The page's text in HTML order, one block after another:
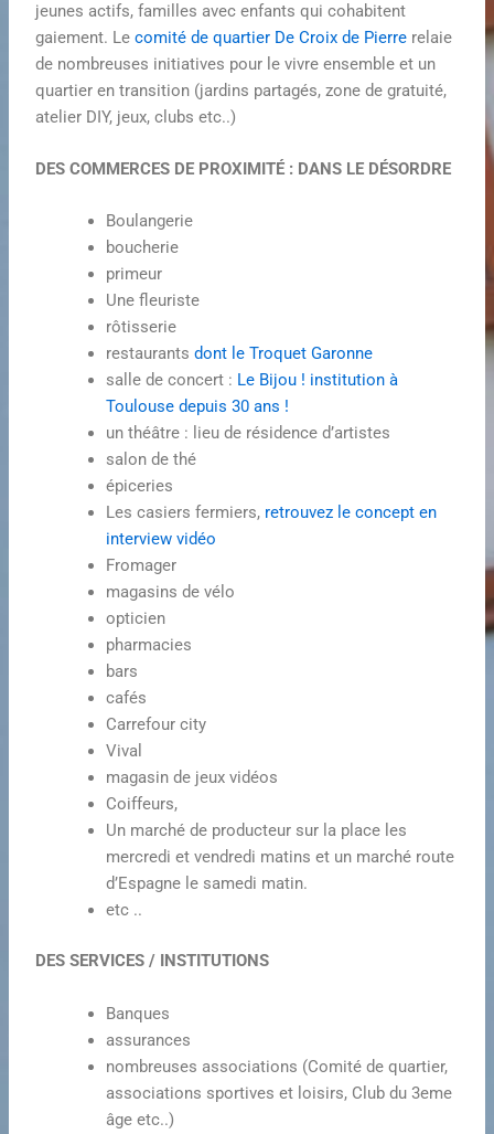
jeunes actifs, familles avec enfants qui cohabitent
gaiement. Lecomité de quartier De Croix de Pierre relaie
de nombreuses initiatives pour le vivre ensemble et un
quartier en transition (jardins partagés, zone de gratuité,
atelier DIY, jeux, clubs etc..)
DES COMMERCES DE PROXIMITÉ : DANS LE DÉSORDRE
Boulangerie
boucherie
primeur
Une fleuriste
rôtisserie
restaurantsdont le Troquet Garonne
salle de concert : Le Bijou ! institution à
Toulouse depuis 30 ans !
un théâtre : lieu de résidence d’artistes
salon de thé
épiceries
Les casiers fermiers, retrouvez le concept en
interview vidéo
Fromager
magasins de vélo
opticien
pharmacies
bars
cafés
Carrefour city
Vival
magasin de jeux vidéos
Coiffeurs,
Un marché de producteur sur la place les
mercredi et vendredi matins et un marché route
d’Espagne le samedi matin.
etc ..
DES SERVICES / INSTITUTIONS
Banques
assurances
nombreuses associations (Comité de quartier,
associations sportives et loisirs, Club du 3eme
âge etc..)